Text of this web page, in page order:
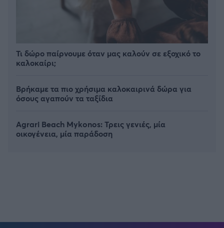
Τι δώρο παίρνουμε όταν μας καλούν σε εξοχικό το
καλοκαίρι;
Βρήκαμε τα πιο χρήσιμα καλοκαιρινά δώρα για
όσους αγαπούν τα ταξίδια
Agrari Beach Mykonos: Τρεις γενιές, μία
οικογένεια, μία παράδοση